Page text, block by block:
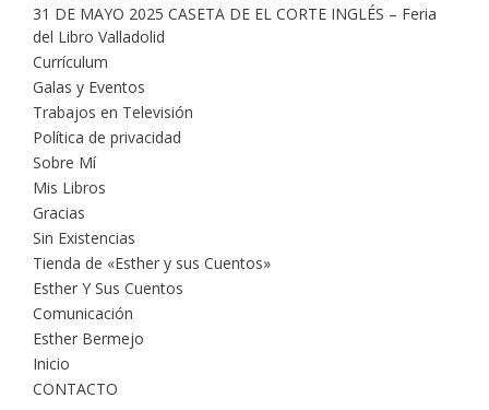
31 DE MAYO 2025 CASETA DE EL CORTE INGLÉS – Feria
del Libro Valladolid
Currículum
Galas y Eventos
Trabajos en Televisión
Política de privacidad
Sobre Mí
Mis Libros
Gracias
Sin Existencias
Tienda de «Esther y sus Cuentos»
Esther Y Sus Cuentos
Comunicación
Esther Bermejo
Inicio
CONTACTO